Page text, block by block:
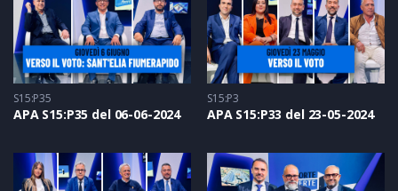
S15:P35
APA S15:P35 del 06-06-2024
S15:P3
APA S15:P33 del 23-05-2024